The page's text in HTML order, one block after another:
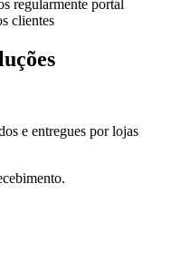
regularmente portal
clientes
e entregues por lojas